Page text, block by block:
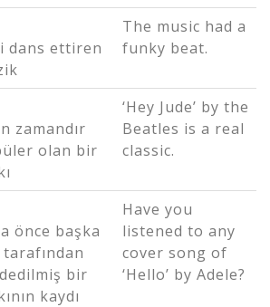
dans ettiren
The music had a
funky beat.
zamandır
olan bir
‘Hey Jude’ by the
Beatles is a real
classic.
önce başka
bir
kaydı
Have you
listened to any
cover song of
‘Hello’ by Adele?